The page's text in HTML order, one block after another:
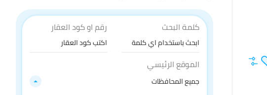
كلمة البحث رقم او كود العقار
الموقع الرئيسي
جميع المحافظات